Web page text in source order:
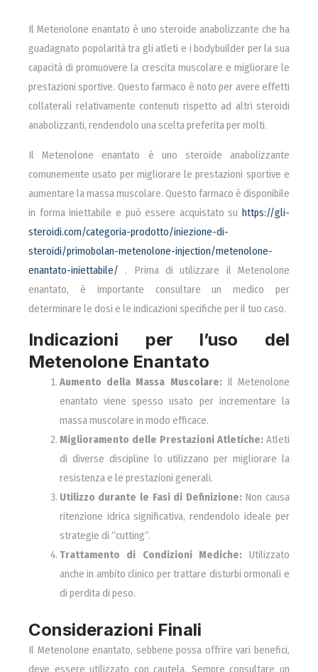
Il Metenolone enantato è uno steroide anabolizzante che ha
guadagnato popolarità tra gli atleti e i bodybuilder per la sua
capacità di promuovere la crescita muscolare e migliorare le
prestazioni sportive. Questo farmaco è noto per avere effetti
collaterali relativamente contenuti rispetto ad altri steroidi
anabolizzanti, rendendolo una scelta preferita per molti.
Il Metenolone enantato è uno steroide anabolizzante
comunemente usato per migliorare le prestazioni sportive e
aumentare la massa muscolare. Questo farmaco è disponibile
in forma iniettabile e può essere acquistato su https://gli-
steroidi.com/categoria-prodotto/iniezione-di-
steroidi/primobolan-metenolone-injection/metenolone-
enantato-iniettabile/ . Prima di utilizzare il Metenolone
enantato, è importante consultare un medico per
determinare le dosi e le indicazioni specifiche per il tuo caso.
Indicazioni per l’uso del
Metenolone Enantato
Aumento della Massa Muscolare:Il Metenolone
enantato viene spesso usato per incrementare la
massa muscolare in modo efficace.
Miglioramento delle Prestazioni Atletiche:Atleti
di diverse discipline lo utilizzano per migliorare la
resistenza e le prestazioni generali.
Utilizzo durante le Fasi di Definizione:Non causa
ritenzione idrica significativa, rendendolo ideale per
strategie di “cutting”.
Trattamento di Condizioni Mediche: Utilizzato
anche in ambito clinico per trattare disturbi ormonali e
di perdita di peso.
Considerazioni Finali
Il Metenolone enantato, sebbene possa offrire vari benefici,
deve essere utilizzato con cautela. Sempre consultare un